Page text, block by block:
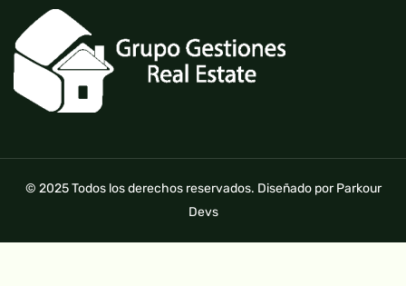
© 2025 Todos los derechos reservados. Diseñado por Parkour
Devs